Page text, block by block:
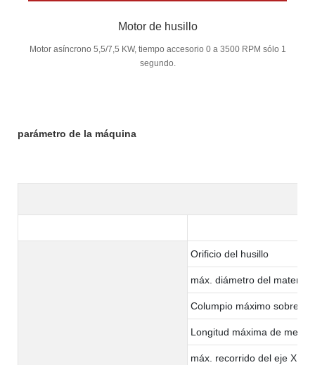
Motor de husillo
Motor asíncrono 5,5/7,5 KW, tiempo accesorio 0 a 3500 RPM sólo 1
segundo.
parámetro de la máquina
Orificio del husillo
máx. diámetro del material:
Columpio máximo sobre la
Longitud máxima de
máx. recorrido del eje X